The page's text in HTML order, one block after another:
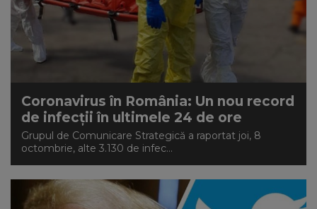
Coronavirus în România: Un nou record
de infecții în ultimele 24 de ore
Grupul de Comunicare Strategică a raportat joi, 8
octombrie, alte 3.130 de infec...